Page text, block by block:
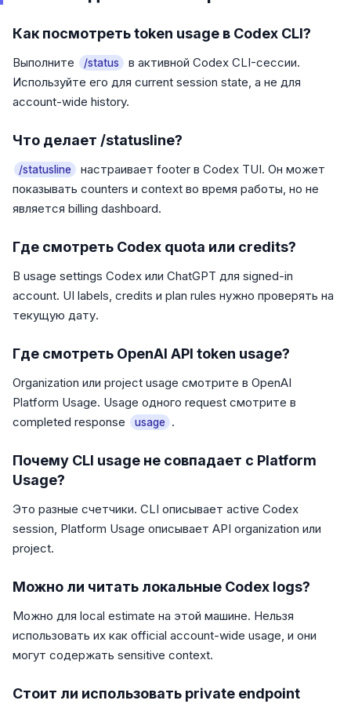
Как посмотреть token usage в Codex CLI?
Выполните /status
в активной Codex CLI-сессии.
Используйте его для current session state, а не для
account-wide history.
Что делает /statusline?
/statusline
настраивает footer в Codex TUI. Он может
показывать counters и context во время работы, но не
является billing dashboard.
Где смотреть Codex quota или credits?
В usage settings Codex или ChatGPT для signed-in
account. UI labels, credits и plan rules нужно проверять на
текущую дату.
Где смотреть OpenAI API token usage?
Organization или project usage смотрите в OpenAI
Platform Usage. Usage одного request смотрите в
completed response
usage .
Почему CLI usage не совпадает с Platform
Usage?
Это разные счетчики. CLI описывает active Codex
session, Platform Usage описывает API organization или
project.
Можно ли читать локальные Codex logs?
Можно для local estimate на этой машине. Нельзя
использовать их как official account-wide usage, и они
могут содержать sensitive context.
Стоит ли использовать private endpoint